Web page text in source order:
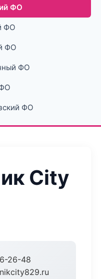
ФО
ФО
ФО
ФО
ФО
City
26-48